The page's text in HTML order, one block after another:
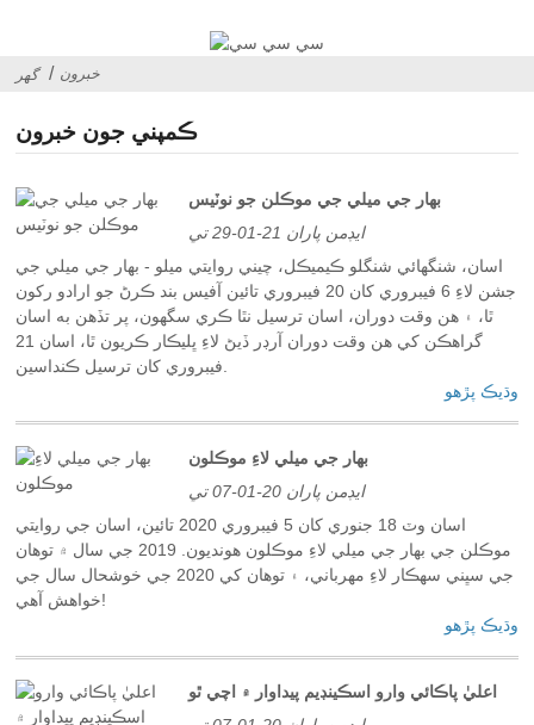
گھر خبرون
ڪمپني جون خبرون
بهار جي ميلي جي موڪلن جو نوٽيس
ايڊمن پاران 21-01-29 تي
اسان، شنگھائي شنگلو ڪيميڪل، چيني روايتي ميلو - بهار جي ميلي جي
جشن لاءِ 6 فيبروري کان 20 فيبروري تائين آفيس بند ڪرڻ جو ارادو رکون
ٿا، ۽ هن وقت دوران، اسان ترسيل نٿا ڪري سگهون، پر تڏهن به اسان
گراهڪن کي هن وقت دوران آرڊر ڏيڻ لاءِ ڀليڪار ڪريون ٿا، اسان 21
وڌيڪ پڙهو
بهار جي ميلي لاءِ موڪلون
ايڊمن پاران 20-01-07 تي
اسان وٽ 18 جنوري کان 5 فيبروري 2020 تائين، اسان جي روايتي
موڪلن جي بهار جي ميلي لاءِ موڪلون هونديون. 2019 جي سال ۾ توهان
جي سڀني سهڪار لاءِ مهرباني، ۽ توهان کي 2020 جي خوشحال سال جي
خواهش آهي!
وڌيڪ پڙهو
اعليٰ پاڪائي وارو اسڪينڊيم پيداوار ۾ اچي ٿو